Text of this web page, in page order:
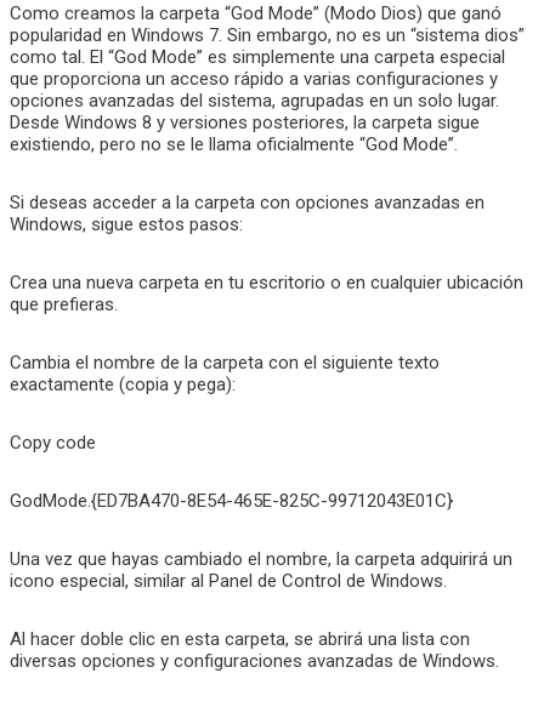
Como creamos la carpeta “God Mode” (Modo Dios) que ganó
popularidad en Windows 7. Sin embargo, no es un “sistema dios”
como tal. El “God Mode” es simplemente una carpeta especial
que proporciona un acceso rápido a varias configuraciones y
opciones avanzadas del sistema, agrupadas en un solo lugar.
Desde Windows 8 y versiones posteriores, la carpeta sigue
existiendo, pero no se le llama oficialmente “God Mode”.
Si deseas acceder a la carpeta con opciones avanzadas en
Windows, sigue estos pasos:
Crea una nueva carpeta en tu escritorio o en cualquier ubicación
que prefieras.
Cambia el nombre de la carpeta con el siguiente texto
exactamente (copia y pega):
Copy code
GodMode.{ED7BA470-8E54-465E-825C-99712043E01C}
Una vez que hayas cambiado el nombre, la carpeta adquirirá un
icono especial, similar al Panel de Control de Windows.
Al hacer doble clic en esta carpeta, se abrirá una lista con
diversas opciones y configuraciones avanzadas de Windows.